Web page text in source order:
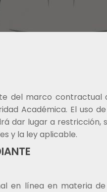
del marco contractual
Académica. El uso
dar lugar a restricción,
y la ley aplicable.
en línea en materia